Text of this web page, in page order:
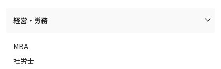
経営・労務
MBA
社労士